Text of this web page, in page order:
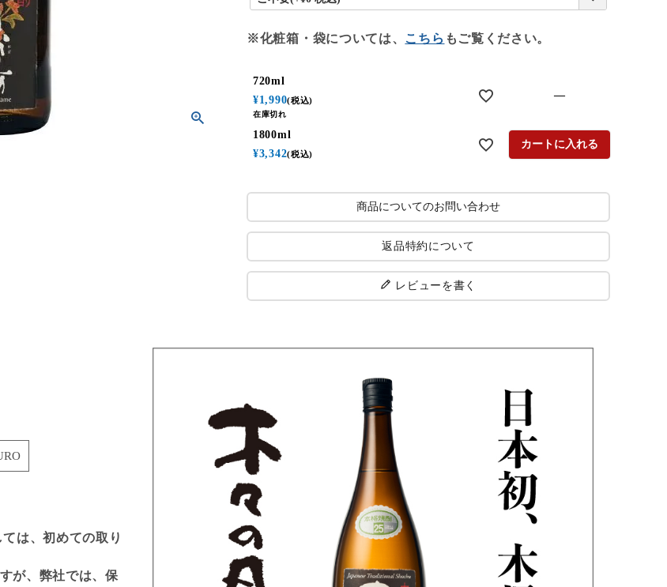
須
)
※化粧箱・袋については、 こちら もご覧ください。
720ml
¥1,990 税込
在庫切れ
—
1800ml
¥3,342 税込
カートに入れる
商品についてのお問い合わせ
返品特約について
レビューを書く
は、初めての取り
が、弊社では、保